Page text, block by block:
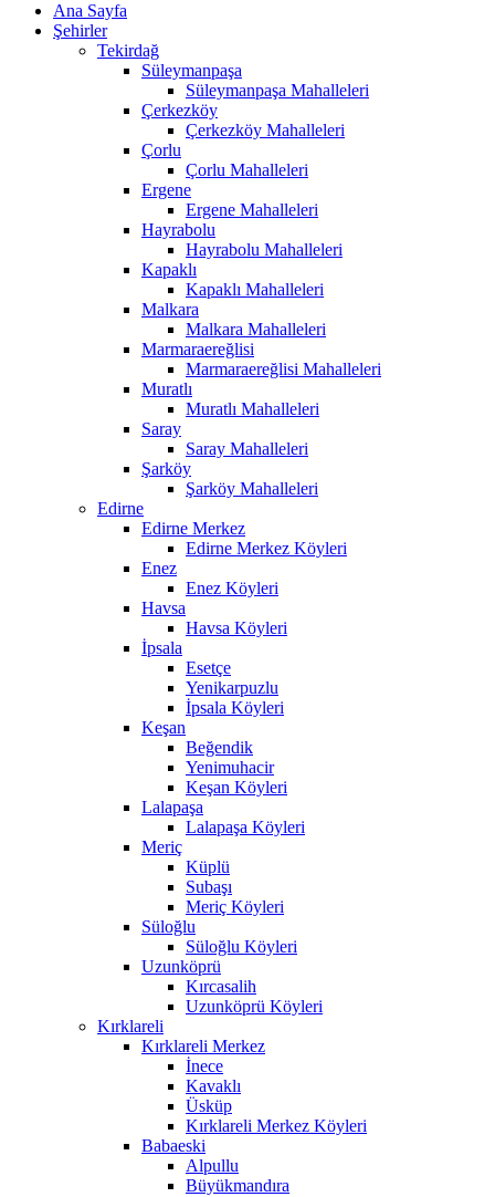
Ana Sayfa
Şehirler
Tekirdağ
Süleymanpaşa
Süleymanpaşa Mahalleleri
Çerkezköy
Çerkezköy Mahalleleri
Çorlu
Çorlu Mahalleleri
Ergene
Ergene Mahalleleri
Hayrabolu
Hayrabolu Mahalleleri
Kapaklı
Kapaklı Mahalleleri
Malkara
Malkara Mahalleleri
Marmaraereğlisi
Marmaraereğlisi Mahalleleri
Muratlı
Muratlı Mahalleleri
Saray
Saray Mahalleleri
Şarköy
Şarköy Mahalleleri
Edirne
Edirne Merkez
Edirne Merkez Köyleri
Enez
Enez Köyleri
Havsa
Havsa Köyleri
İpsala
Esetçe
Yenikarpuzlu
İpsala Köyleri
Keşan
Beğendik
Yenimuhacir
Keşan Köyleri
Lalapaşa
Lalapaşa Köyleri
Meriç
Küplü
Subaşı
Meriç Köyleri
Süloğlu
Süloğlu Köyleri
Uzunköprü
Kırcasalih
Uzunköprü Köyleri
Kırklareli
Kırklareli Merkez
İnece
Kavaklı
Üsküp
Kırklareli Merkez Köyleri
Babaeski
Alpullu
Büyükmandıra